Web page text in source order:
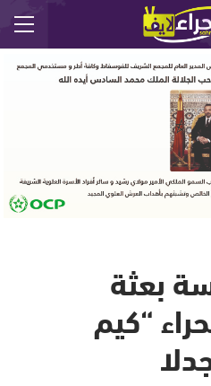
بعثة
“كيم